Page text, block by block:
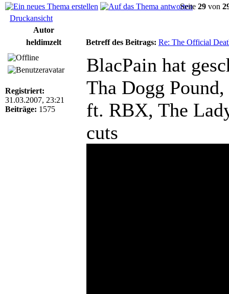
Seite 29 von
Druckansicht
Autor
heldimzelt
Betreff des Beitrags: Re: The Official
Registriert:
31.03.2007, 23:21
Beiträge: 1575
BlacPain hat
Tha Dogg
ft. RBX, The
cuts